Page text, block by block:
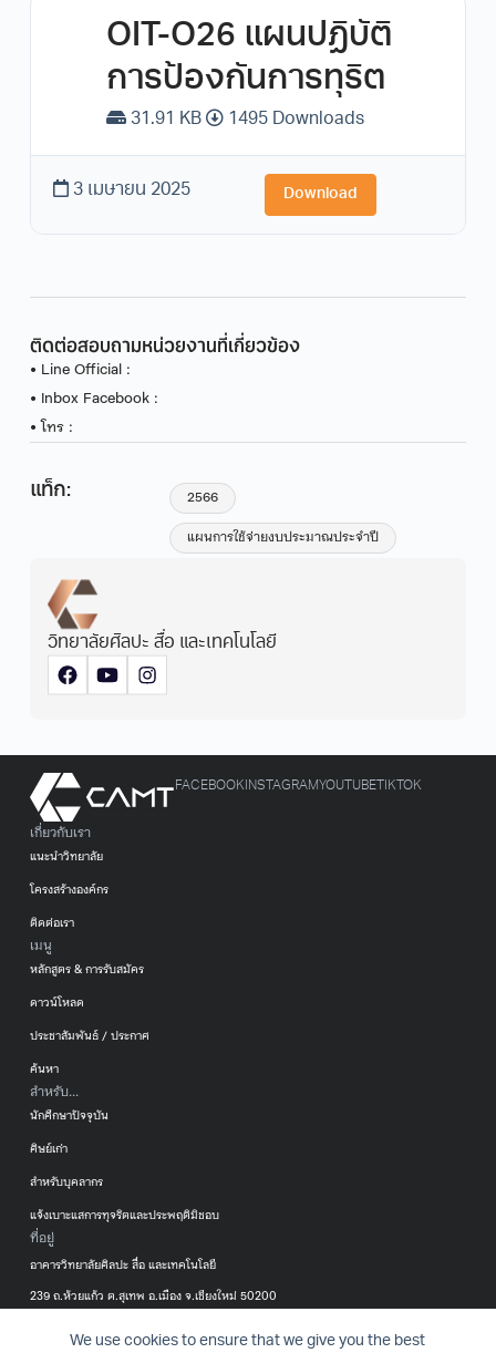
We use cookies to ensure that we give you the best
OIT-O26 แผนปฏิบัติ
การป้องกันการทุริต
31.91 KB 1495 Downloads
3 เมษายน 2025 Download
ติดต่อสอบถามหน่วยงานที่เกี่ยวข้อง
• Line Official :
• Inbox Facebook :
• โทร :
แท็ก:
2566
แผนการใช้จ่ายงบประมาณประจำปี
วิทยาลัยศิลปะ สื่อ และเทคโนโลยี
เกี่ยวกับเรา
แนะนำวิทยาลัย
โครงสร้างองค์กร
ติดต่อเรา
เมนู
หลักสูตร & การรับสมัคร
ดาวน์โหลด
ประชาสัมพันธ์ / ประกาศ
ค้นหา
สำหรับ...
นักศึกษาปัจจุบัน
ศิษย์เก่า
สำหรับบุคลากร
แจ้งเบาะแสการทุจริตและประพฤติมิชอบ
ที่อยู่
อาคารวิทยาลัยศิลปะ สื่อ และเทคโนโลยี
239 ถ.ห้วยแก้ว ต.สุเทพ อ.เมือง จ.เชียงใหม่ 50200
FACEBOOK INSTAGRAMYOUTUBETIKTOK